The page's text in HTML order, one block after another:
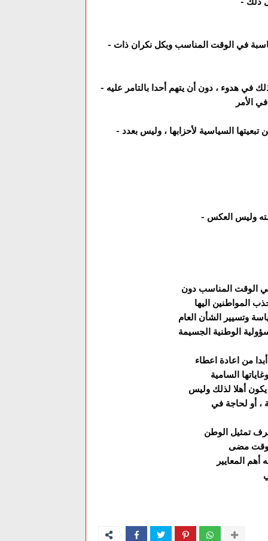
- في الوقت المناسب وبكل نكران ذات
- في هدوء ، دون أن يتهم أحدا بالتامر عليه
- السياسية لأحزابها ، وليس بعدد
- وليس العكس
في الوقت المناسب دون
الوطنية الجسيمة
السامية
تمثيل الوطن
وقت مضى